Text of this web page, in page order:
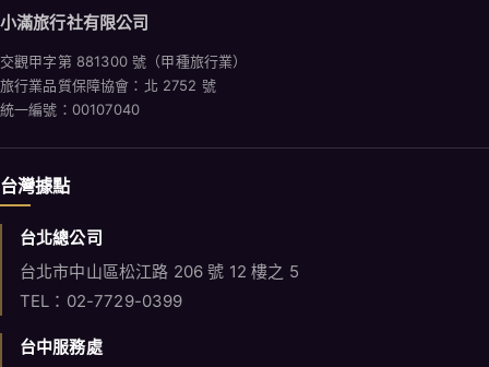
小滿旅行社有限公司
交觀甲字第 881300 號（甲種旅行業）
旅行業品質保障協會：北 2752 號
統一編號：00107040
台灣據點
台北總公司
台北市中山區松江路 206 號 12 樓之 5
TEL：02-7729-0399
台中服務處